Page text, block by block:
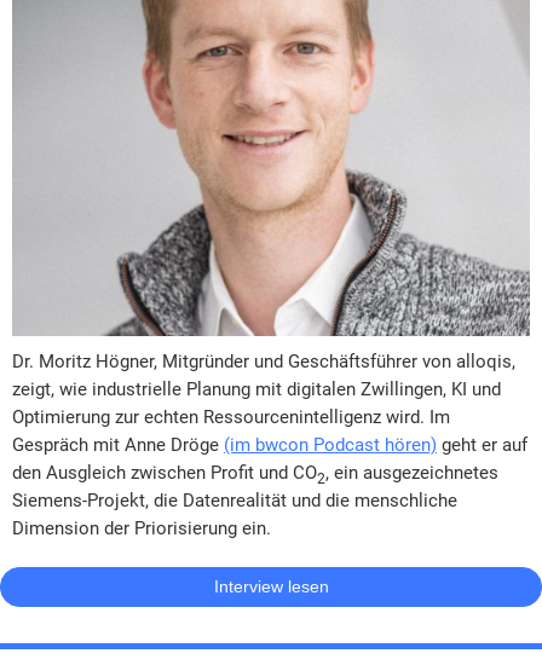
Dr. Moritz Högner, Mitgründer und Geschäftsführer von alloqis,
zeigt, wie industrielle Planung mit digitalen Zwillingen, KI und
Optimierung zur echten Ressourcenintelligenz wird. Im
Gespräch mit Anne Dröge (im bwcon Podcast hören) geht er auf
den Ausgleich zwischen Profit und CO2, ein ausgezeichnetes
Siemens-Projekt, die Datenrealität und die menschliche
Dimension der Priorisierung ein.
Interview lesen